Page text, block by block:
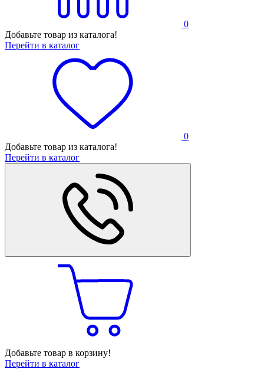
0
Добавьте товар из каталога!
Перейти в каталог
0
Добавьте товар из каталога!
Перейти в каталог
Добавьте товар в корзину!
Перейти в каталог